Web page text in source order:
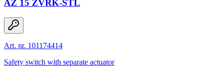
AZ 15 ZVRK-STL
Art. nr. 101174414
Safety switch with separate actuator